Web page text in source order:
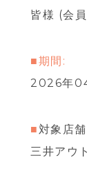
皆様 (会
■期間:
2026年
■ 対象店
三井アウ